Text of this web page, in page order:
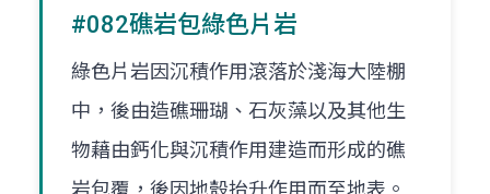
#082礁岩包綠色片岩
綠色片岩因沉積作用滾落於淺海大陸棚
中，後由造礁珊瑚、石灰藻以及其他生
物藉由鈣化與沉積作用建造而形成的礁
岩包覆，後因地殼抬升作用而至地表。